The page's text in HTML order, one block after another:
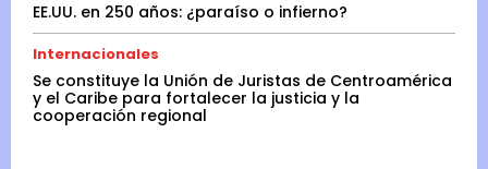
EE.UU. en 250 años: ¿paraíso o infierno?
Internacionales
Se constituye la Unión de Juristas de Centroamérica
y el Caribe para fortalecer la justicia y la
cooperación regional